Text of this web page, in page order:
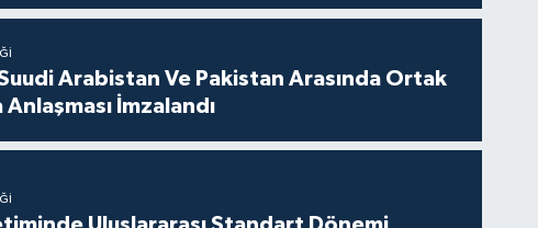
Arabistan Ve Pakistan Arasında Ortak
Anlaşması İmzalandı